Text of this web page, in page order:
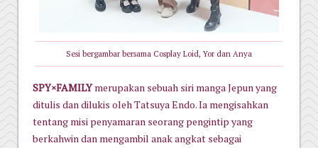
Sesi bergambar bersama Cosplay Loid, Yor dan Anya
SPY×FAMILYmerupakan sebuah siri manga Jepun yang
ditulis dan dilukis oleh Tatsuya Endo. Ia mengisahkan
tentang misi penyamaran seorang pengintip yang
berkahwin dan mengambil anak angkat sebagai